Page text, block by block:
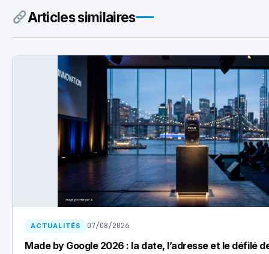
Articles similaires
ACTUALITÉS 07/08/2026
Made by Google 2026 : la date, l’adresse et le défilé